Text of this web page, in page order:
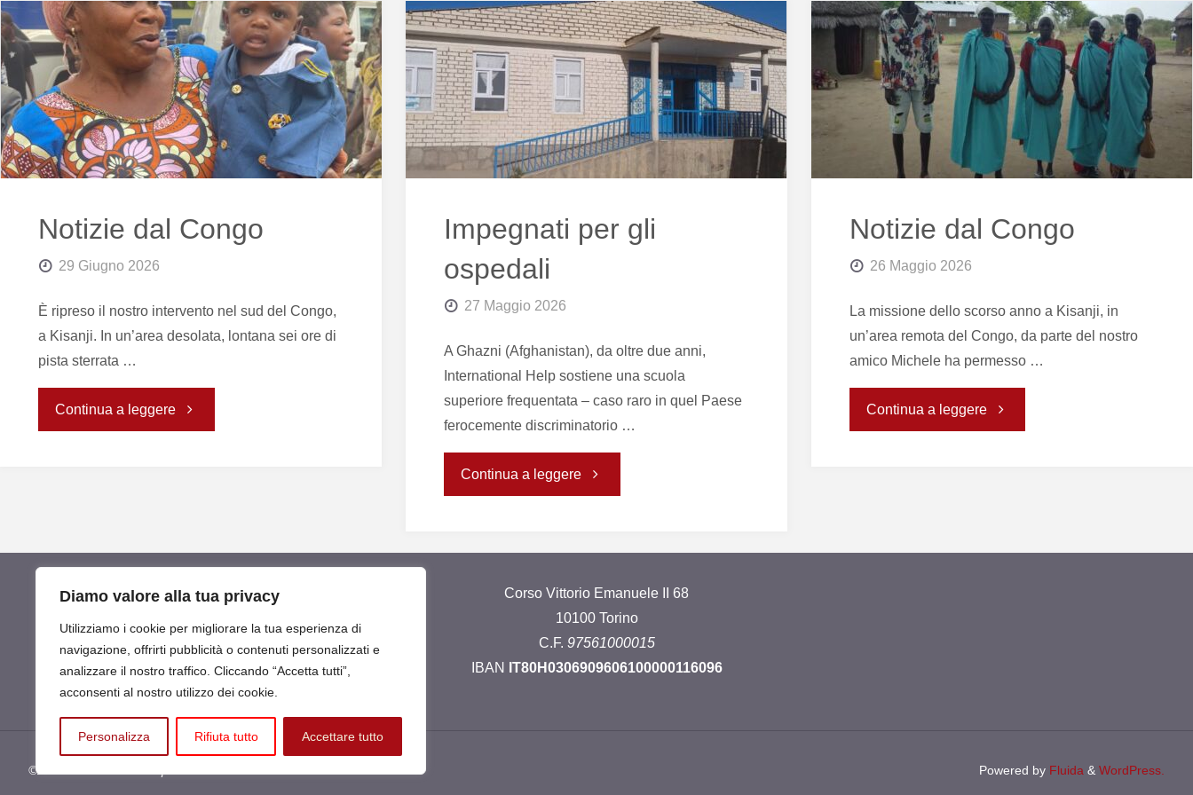
Diamo valore alla tua privacy
Utilizziamo i cookie per migliorare la tua esperienza di
navigazione, offrirti pubblicità o contenuti personalizzati e
analizzare il nostro traffico. Cliccando “Accetta tutti”,
acconsenti al nostro utilizzo dei cookie.
Personalizza Rifiuta tutto Accettare tutto
Notizie dal Congo
29 Giugno 2026
È ripreso il nostro intervento nel sud del Congo,
a Kisanji. In un’area desolata, lontana sei ore di
pista sterrata …
Continua a leggere"Notizie
Impegnati per gli
ospedali
27 Maggio 2026
A Ghazni (Afghanistan), da oltre due anni,
International Help sostiene una scuola
superiore frequentata – caso raro in quel Paese
ferocemente discriminatorio …
Continua a leggere"Impegnati
gli
ospedali"
Notizie dal Congo
26 Maggio 2026
La missione dello scorso anno a Kisanji, in
un’area remota del Congo, da parte del nostro
amico Michele ha permesso …
Continua a leggere"Notizie
Corso Vittorio Emanuele II 68
10100 Torino
C.F. 97561000015
IBAN
IT80H0306909606100000116096
©2026 International Help ETS Powered by Fluida & WordPress.